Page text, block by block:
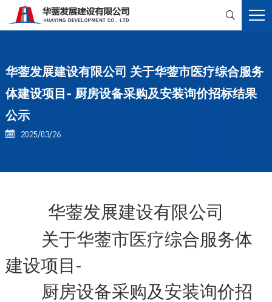

华蓥发展建设有限公司 关于华蓥市医疗综合服务
体建设项目- 厨房设备采购及安装询价招标结果
公示
 2025/03/26
华蓥发展建设有限公司
关于华蓥市医疗综合服务体
建设项目 -
厨房设备采购及安装询价招